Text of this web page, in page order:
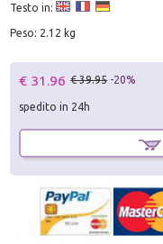
Testo in:
Peso: 2.12 kg
€ 31.96 € 39.95 -20%
spedito in 24h